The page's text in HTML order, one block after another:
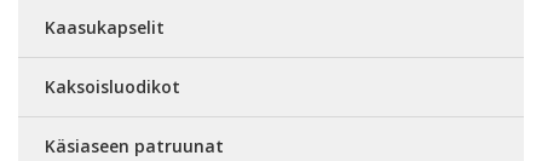
Kaasukapselit
Kaksoisluodikot
Käsiaseen patruunat